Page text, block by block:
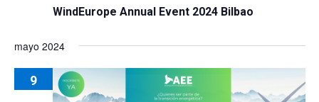
WindEurope Annual Event 2024 Bilbao
mayo 2024
9